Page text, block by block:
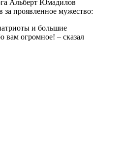
Альберт Юмадилов
за проявленное мужество:
и большие
вам огромное! – сказал